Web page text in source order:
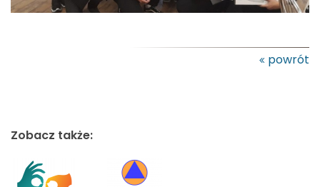
powrót
Zobacz także: